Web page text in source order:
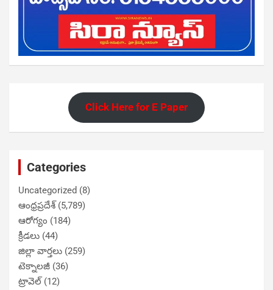
Click Here for E Paper
Categories
Uncategorized (8)
ఆంధ్రప్రదేశ్(5,789)
ఆరోగ్యం (184)
క్రీడలు (44)
జిల్లా వార్తలు (259)
టెక్నాలజీ (36)
ట్రావెల్(12)